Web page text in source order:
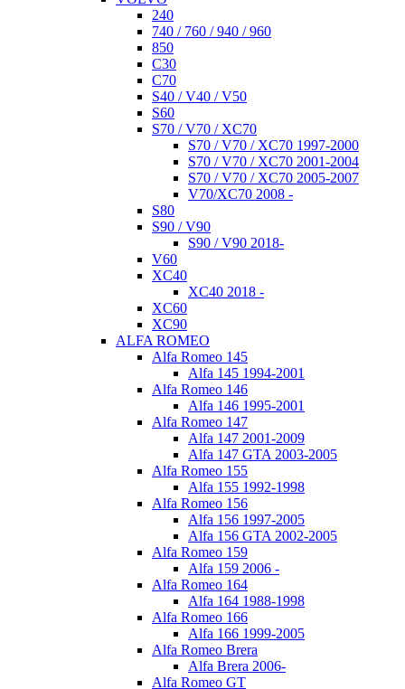
240
740 / 760 / 940 / 960
850
C30
C70
S40 / V40 / V50
S60
S70 / V70 / XC70
S70 / V70 / XC70 1997-2000
S70 / V70 / XC70 2001-2004
S70 / V70 / XC70 2005-2007
V70/XC70 2008 -
S80
S90 / V90
S90 / V90 2018-
V60
XC40
XC40 2018 -
XC60
XC90
ALFA ROMEO
Alfa Romeo 145
Alfa 145 1994-2001
Alfa Romeo 146
Alfa 146 1995-2001
Alfa Romeo 147
Alfa 147 2001-2009
Alfa 147 GTA 2003-2005
Alfa Romeo 155
Alfa 155 1992-1998
Alfa Romeo 156
Alfa 156 1997-2005
Alfa 156 GTA 2002-2005
Alfa Romeo 159
Alfa 159 2006 -
Alfa Romeo 164
Alfa 164 1988-1998
Alfa Romeo 166
Alfa 166 1999-2005
Alfa Romeo Brera
Alfa Brera 2006-
Alfa Romeo GT